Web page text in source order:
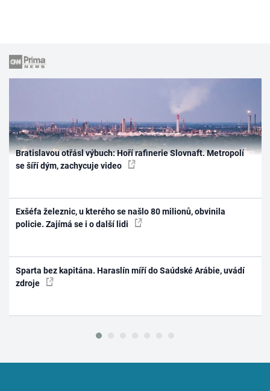
Bratislavou otřásl výbuch: Hoří rafinerie Slovnaft. Metropolí
se šíří dým, zachycuje video
Exšéfa železnic, u kterého se našlo 80 milionů, obvinila
policie. Zajímá se i o další lidi
Sparta bez kapitána. Haraslín míří do Saúdské Arábie, uvádí
zdroje